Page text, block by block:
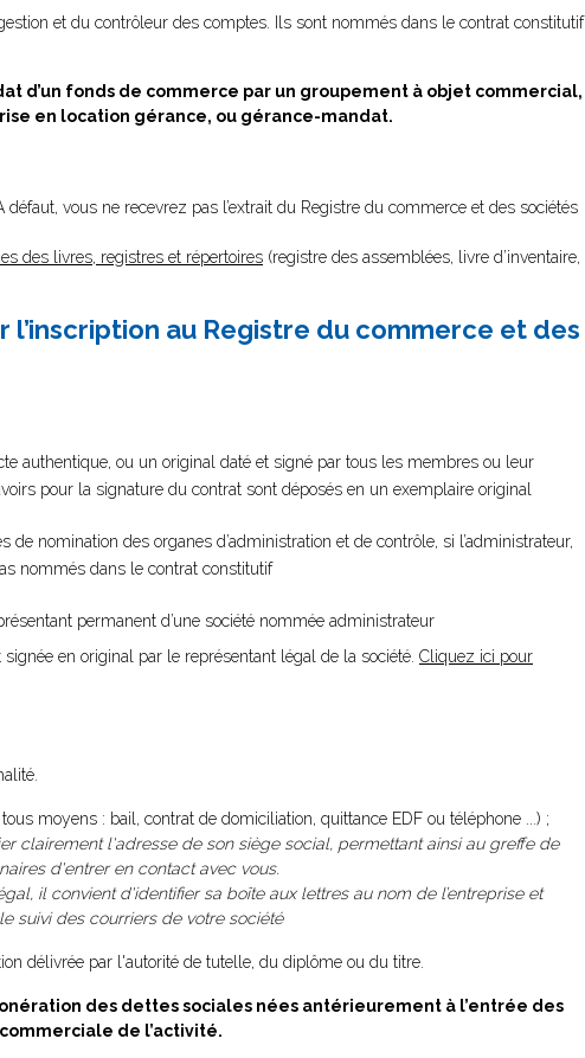
et du contrôleur des comptes. Ils sont nommés dans le contrat constitutif
d’un fonds de commerce par un groupement à objet commercial,
en location gérance, ou gérance-mandat.
vous ne recevrez pas l’extrait du Registre du commerce et des sociétés
des livres, registres et répertoires (registre des assemblées, livre d’inventaire,
au Registre du commerce et des
authentique, ou un original daté et signé par tous les membres ou leur
pour la signature du contrat sont déposés en un exemplaire original
nomination des organes d’administration et de contrôle, si l’administrateur,
nommés dans le contrat constitutif
permanent d’une société nommée administrateur
en original par le représentant légal de la société. Cliquez ici pour
moyens : bail, contrat de domiciliation, quittance EDF ou téléphone ...) ;
clairement l'adresse de son siège social, permettant ainsi au greffe de
d'entrer en contact avec vous.
il convient d'identifier sa boîte aux lettres au nom de l’entreprise et
suivi des courriers de votre société
délivrée par l'autorité de tutelle, du diplôme ou du titre.
des dettes sociales nées antérieurement à l’entrée des
de l’activité.